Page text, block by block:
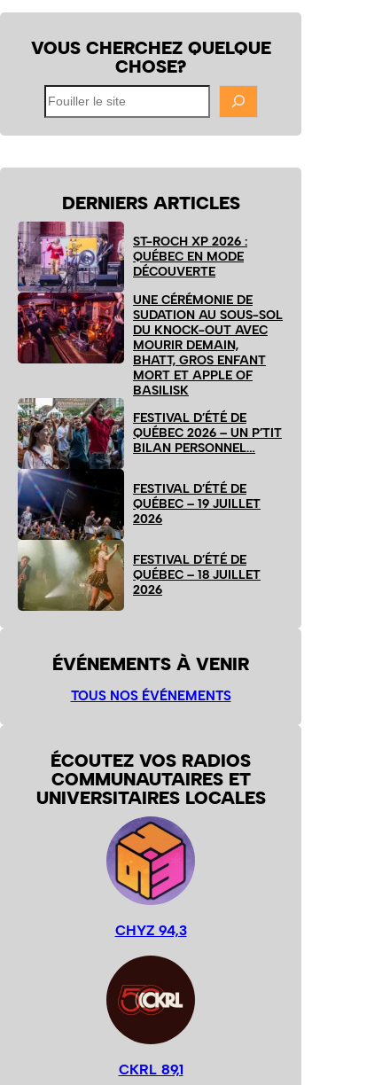
VOUS CHERCHEZ QUELQUE
CHOSE?
Fouiller
le
site
DERNIERS ARTICLES
ST-ROCH XP 2026 :
QUÉBEC EN MODE
DÉCOUVERTE
UNE CÉRÉMONIE DE
SUDATION AU SOUS-SOL
DU KNOCK-OUT AVEC
MOURIR DEMAIN,
BHATT, GROS ENFANT
MORT ET APPLE OF
BASILISK
FESTIVAL D’ÉTÉ DE
QUÉBEC 2026 – UN P’TIT
BILAN PERSONNEL…
FESTIVAL D’ÉTÉ DE
QUÉBEC – 19 JUILLET
2026
FESTIVAL D’ÉTÉ DE
QUÉBEC – 18 JUILLET
2026
ÉVÉNEMENTS À VENIR
TOUS NOS ÉVÉNEMENTS
ÉCOUTEZ VOS RADIOS
COMMUNAUTAIRES ET
UNIVERSITAIRES LOCALES
CHYZ 94,3
CKRL 89,1